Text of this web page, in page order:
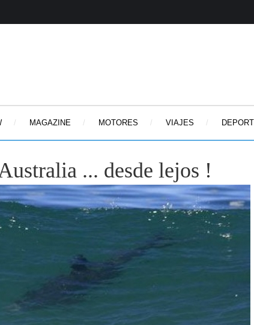
MAGAZINE MOTORES VIAJES
... desde lejos !